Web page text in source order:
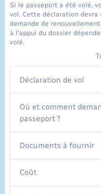
Si le passeport a été volé,
vol. Cette déclaration
demande de
à l'appui du dossier
volé.
Déclaration de vol
Où et comment
passeport ?
Documents à fournir
Coût